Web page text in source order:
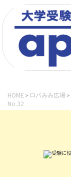
HOME > ロバみみ広場 >
No.32